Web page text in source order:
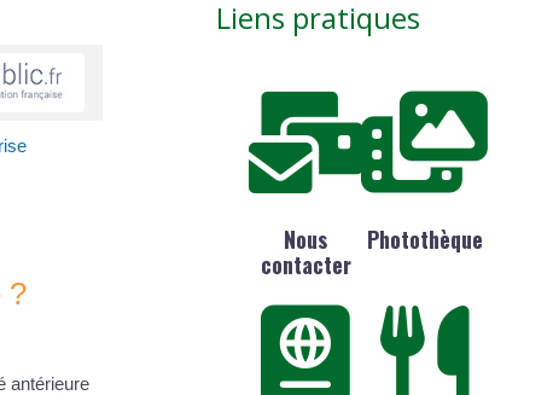
?
antérieure
Liens pratiques
Nous
contacter
Photothèque